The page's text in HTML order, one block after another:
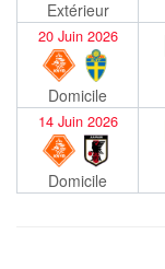
Extérieur
20 Juin 2026
Domicile
14 Juin 2026
Domicile